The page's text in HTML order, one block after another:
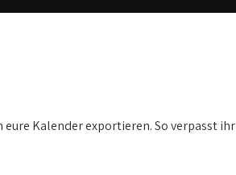
Kalender exportieren. So verpasst ihr